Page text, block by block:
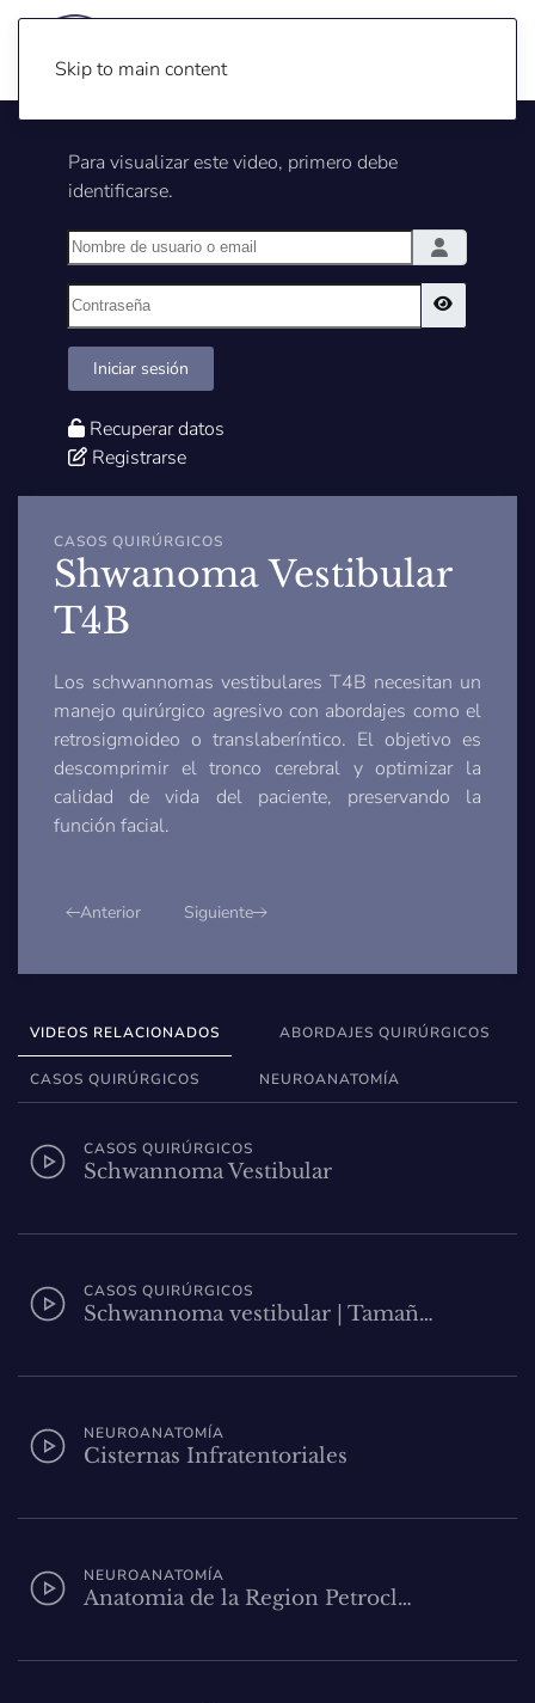
Skip to main content
Para visualizar este video, primero debe
identificarse.
Nombre de usuario o email
Contraseña
Iniciar sesión
Recuperar datos
Registrarse
CASOS QUIRÚRGICOS
Shwanoma Vestibular
T4B
Los schwannomas vestibulares T4B necesitan un
manejo quirúrgico agresivo con abordajes como el
retrosigmoideo o translaberíntico. El objetivo es
descomprimir el tronco cerebral y optimizar la
calidad de vida del paciente, preservando la
función facial.
Anterior Siguiente
VIDEOS RELACIONADOS ABORDAJES QUIRÚRGICOS
CASOS QUIRÚRGICOS NEUROANATOMÍA
CASOS QUIRÚRGICOS
Schwannoma Vestibular
CASOS QUIRÚRGICOS
Schwannoma vestibular | Tamañ…
NEUROANATOMÍA
Cisternas Infratentoriales
NEUROANATOMÍA
Anatomia de la Region Petrocl…